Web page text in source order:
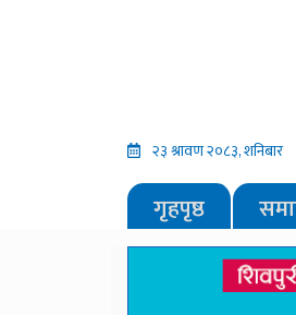
२३ श्रावण २०८३, शनिबार
गृहपृष्ठ